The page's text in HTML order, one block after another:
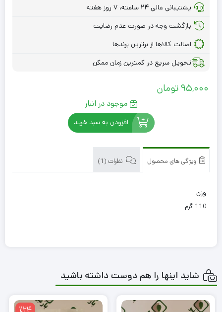
پشتیبانی عالی ۲۴ ساعته، ۷ روز هفته
بازگشت وجه در صورت عدم رضایت
اصالت کالاها از برترین برندها
تحویل سریع در کمترین زمان ممکن
95,000تومان
موجود در انبار
افزودن به سبد خرید
ویژگی های محصول نظرات (1)
وزن
110 گرم
شاید اینها را هم دوست داشته باشید
٪24